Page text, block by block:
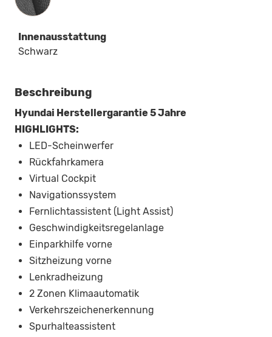
Innenausstattung
Schwarz
Beschreibung
Hyundai Herstellergarantie 5 Jahre
HIGHLIGHTS:
LED-Scheinwerfer
Rückfahrkamera
Virtual Cockpit
Navigationssystem
Fernlichtassistent (Light Assist)
Geschwindigkeitsregelanlage
Einparkhilfe vorne
Sitzheizung vorne
Lenkradheizung
2 Zonen Klimaautomatik
Verkehrszeichenerkennung
Spurhalteassistent